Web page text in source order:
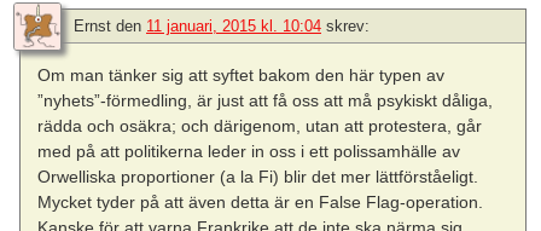
Ernst den 11 januari, 2015 kl. 10:04 skrev:
Om man tänker sig att syftet bakom den här typen av
”nyhets”-förmedling, är just att få oss att må psykiskt dåliga,
rädda och osäkra; och därigenom, utan att protestera, går
med på att politikerna leder in oss i ett polissamhälle av
Orwelliska proportioner (a la Fi) blir det mer lättförståeligt.
Mycket tyder på att även detta är en False Flag-operation.